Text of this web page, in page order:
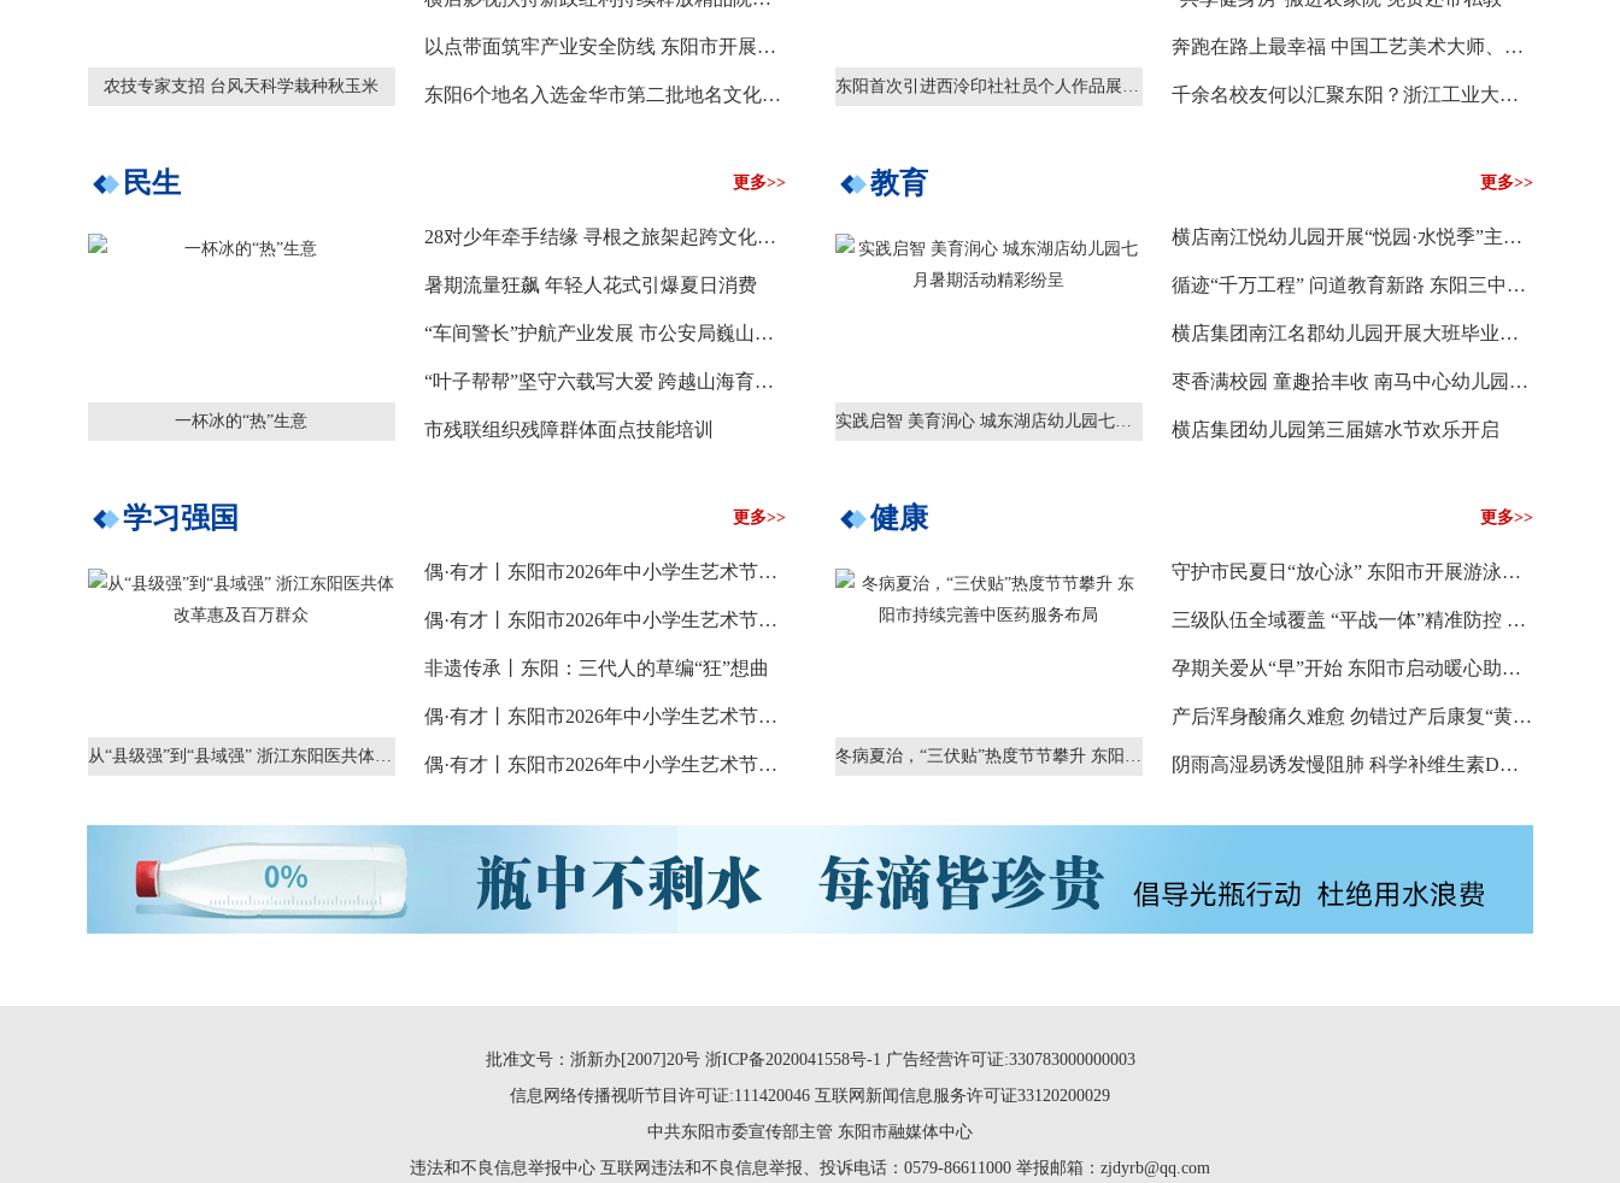
农技专家支招 台风天科学栽种秋玉米
以点带面筑牢产业安全防线 东阳市开展木雕家居行业安全生产交流活动
东阳6个地名入选金华市第二批地名文化保护名录 东阳首次引进西泠印社社员个人作品展 朴强见真趣 刀笔抒性灵
奔跑在路上最幸福 中国工艺美术大师、亚太地区手工艺大师卢光华的人生
千余名校友何以汇聚东阳？浙江工业大学研究生探寻人才引育密码
民生 更多>>
一杯冰的“热”生意
28对少年牵手结缘 寻根之旅架起跨文化青春桥
暑期流量狂飙 年轻人花式引爆夏日消费
“车间警长”护航产业发展 市公安局巍山派出所送服务到企业
“叶子帮帮”坚守六载写大爱 跨越山海育新苗
市残联组织残障群体面点技能培训
教育 更多>>
实践启智 美育润心 城东湖店幼儿园七月暑期活动精彩纷呈
横店南江悦幼儿园开展“悦园·水悦季”主题活动
循迹“千万工程” 问道教育新路 东阳三中举行干部暑期读书会
横店集团南江名郡幼儿园开展大班毕业季系列活动
枣香满校园 童趣拾丰收 南马中心幼儿园暑期班开展采摘活动
横店集团幼儿园第三届嬉水节欢乐开启
学习强国 更多>>
从“县级强”到“县域强” 浙江东阳医共体改革惠及百万群众
偶·有才丨东阳市2026年中小学生艺术节：舞蹈《丰碑》
偶·有才丨东阳市2026年中小学生艺术节：舞蹈《翩若惊鸿》
非遗传承丨东阳：三代人的草编“狂”想曲
偶·有才丨东阳市2026年中小学生艺术节：舞蹈《春风得意正少年》
偶·有才丨东阳市2026年中小学生艺术节：婺剧《杨门女将·巡营》
健康 更多>>
冬病夏治，“三伏贴”热度节节攀升 东阳市持续完善中医药服务布局
守护市民夏日“放心泳” 东阳市开展游泳场所卫生专项检查
三级队伍全域覆盖 “平战一体”精准防控 东阳全面推进疾控监督员制度建设
孕期关爱从“早”开始 东阳市启动暖心助孕生育力保护专项行动
产后浑身酸痛久难愈 勿错过产后康复“黄金期”
阴雨高湿易诱发慢阻肺 科学补维生素D可降低发病风险
批准文号：浙新办[2007]20号 浙ICP备2020041558号-1 广告经营许可证:330783000000003
信息网络传播视听节目许可证:111420046 互联网新闻信息服务许可证33120200029
中共东阳市委宣传部主管 东阳市融媒体中心
违法和不良信息举报中心 互联网违法和不良信息举报、投诉电话：0579-86611000 举报邮箱：zjdyrb@qq.com